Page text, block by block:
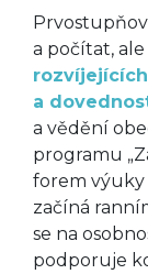
a počítat,
a
a vědění
programu
forem výuky
začíná
se na
podporuje